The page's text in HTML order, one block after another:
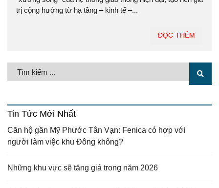
trị cộng hưởng từ hạ tầng – kinh tế –...
ĐỌC THÊM
Tin Tức Mới Nhất
Căn hộ gần Mỹ Phước Tân Vạn: Fenica có hợp với
người làm việc khu Đông không?
Những khu vực sẽ tăng giá trong năm 2026